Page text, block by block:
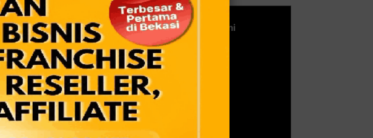
PANJA Karoseri Header Mini